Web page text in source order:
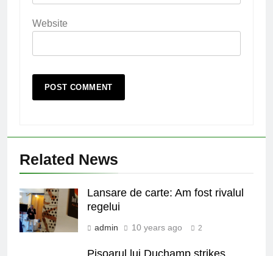
Website
Related News
Lansare de carte: Am fost rivalul
regelui
admin 10 years ago 2
Pisoarul lui Duchamp strikes